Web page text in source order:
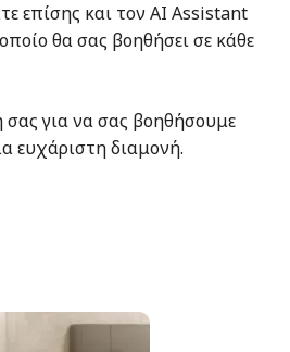
επίσης και τον AI Assistant
θα σας βοηθήσει σε κάθε
σας για να σας βοηθήσουμε
ευχάριστη διαμονή.